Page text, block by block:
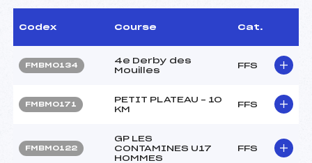
Codex Course Cat.
FMBM0134
4e Derby des
Mouilles
FFS
FMBM0171
PETIT PLATEAU – 10
KM
FFS
FMBM0122
GP LES
CONTAMINES U17
HOMMES
FFS